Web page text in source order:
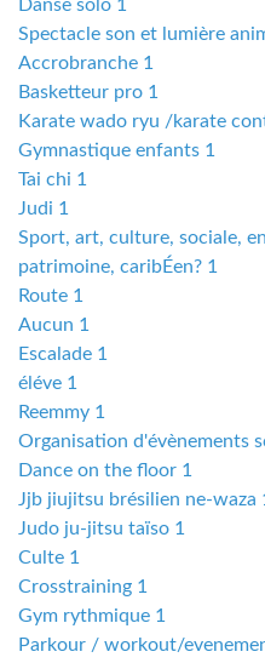
Danse solo 1
Spectacle son et lumière
Accrobranche 1
Basketteur pro 1
Karate wado ryu /karate
Gymnastique enfants 1
Tai chi 1
Judi 1
Sport, art, culture, sociale,
patrimoine, caribÉen? 1
Route 1
Aucun 1
Escalade 1
éléve 1
Reemmy 1
Organisation d'évènements
Dance on the floor 1
Jjb jiujitsu brésilien ne-waza
Judo ju-jitsu taïso 1
Culte 1
Crosstraining 1
Gym rythmique 1
Parkour / workout/